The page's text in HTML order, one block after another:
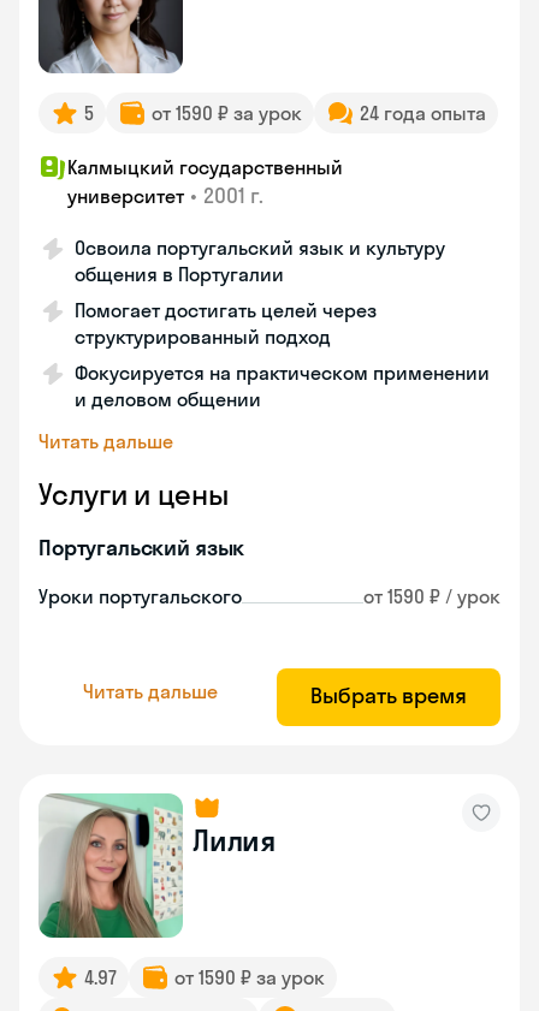
5 от 1590 ₽ за урок 24 года опыта
Калмыцкий государственный
университет • 2001 г.
Освоила португальский язык и культуру
общения в Португалии
Помогает достигать целей через
структурированный подход
Фокусируется на практическом применении
и деловом общении
Читать дальше
Услуги и цены
Португальский язык
Уроки португальского от 1590 ₽ / урок
Читать дальше Выбрать время
Лилия
4.97
от 1590 ₽ за урок